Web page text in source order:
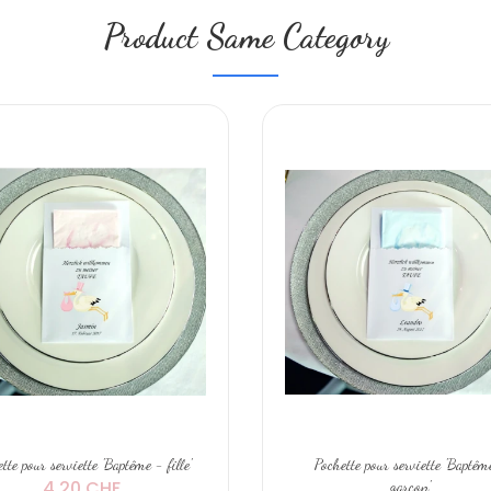
Product Same Category
pour serviette 'Baptême - fille'
Pochette pour serviette
garçon'